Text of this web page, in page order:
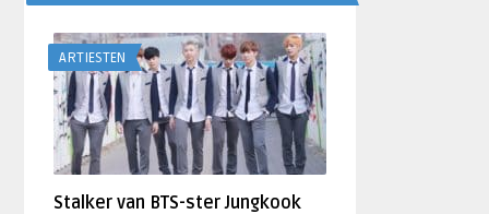
ARTIESTEN
Stalker van BTS-ster Jungkook